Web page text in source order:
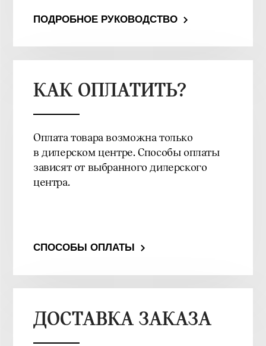
ПОДРОБНОЕ РУКОВОДСТВО
КАК ОПЛАТИТЬ?
Оплата товара возможна только
в дилерском центре. Способы оплаты
зависят от выбранного дилерского
центра.
СПОСОБЫ ОПЛАТЫ
ДОСТАВКА ЗАКАЗА